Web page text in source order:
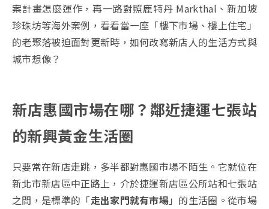
案計畫怎麼運作，再一路對照鹿特丹 Markthal、新加坡
珍珠坊等海外案例，看看當一座「樓下市場、樓上住宅」
的老聚落被迫面對更新時，如何改寫新店人的生活方式與
城市想像？
新店惠國市場在哪？鄰近捷運七張站
的新興黃金生活圈
只要常在新店走跳，多半都對惠國市場不陌生。它就位在
新北市新店區中正路上，介於捷運新店區公所站和七張站
之間，是標準的「走出家門就有市場」的生活圈。從市場